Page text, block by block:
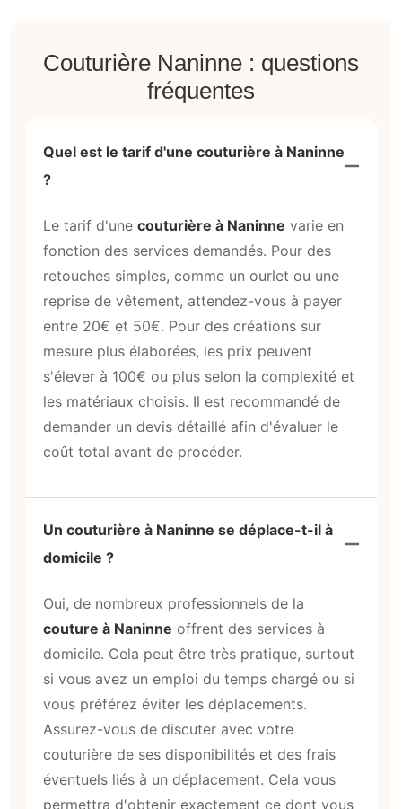
Couturière Naninne : questions
fréquentes
Quel est le tarif d'une couturière à Naninne
?
Le tarif d'une couturière à Naninne varie en
fonction des services demandés. Pour des
retouches simples, comme un ourlet ou une
reprise de vêtement, attendez-vous à payer
entre 20€ et 50€. Pour des créations sur
mesure plus élaborées, les prix peuvent
s'élever à 100€ ou plus selon la complexité et
les matériaux choisis. Il est recommandé de
demander un devis détaillé afin d'évaluer le
coût total avant de procéder.
Un couturière à Naninne se déplace-t-il à
domicile ?
Oui, de nombreux professionnels de la
couture à Naninne offrent des services à
domicile. Cela peut être très pratique, surtout
si vous avez un emploi du temps chargé ou si
vous préférez éviter les déplacements.
Assurez-vous de discuter avec votre
couturière de ses disponibilités et des frais
éventuels liés à un déplacement. Cela vous
permettra d'obtenir exactement ce dont vous